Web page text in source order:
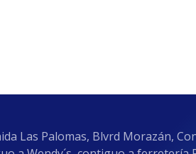
Las Palomas, Blvrd Morazán,